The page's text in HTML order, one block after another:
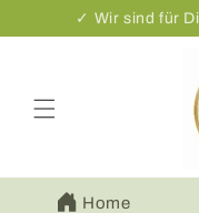
✓ Wir sind für
Home